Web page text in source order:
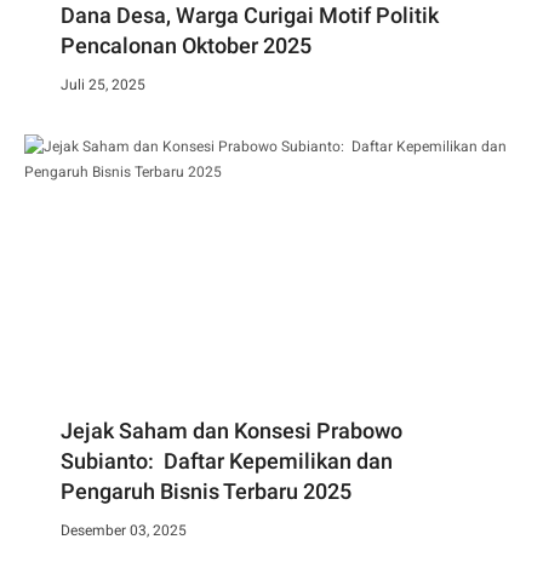
Dana Desa, Warga Curigai Motif Politik
Pencalonan Oktober 2025
Juli 25, 2025
Jejak Saham dan Konsesi Prabowo
Subianto: Daftar Kepemilikan dan
Pengaruh Bisnis Terbaru 2025
Desember 03, 2025